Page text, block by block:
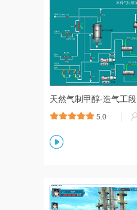
天然气制甲醇-造气工段
5.0